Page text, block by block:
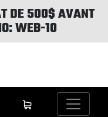
DE 500$ AVANT
WEB-10